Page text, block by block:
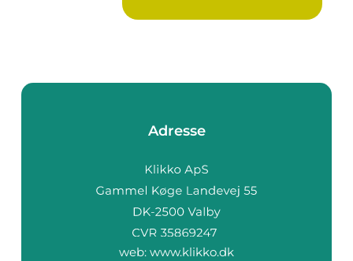
Adresse
web: www.klikko.dk